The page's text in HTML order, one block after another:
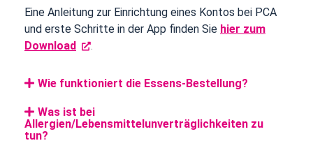
Eine Anleitung zur Einrichtung eines Kontos bei PCA
und erste Schritte in der App finden Sie hier zum
Download
.
Wie funktioniert die Essens-Bestellung?
Was ist bei
Allergien/Lebensmittelunverträglichkeiten zu
tun?